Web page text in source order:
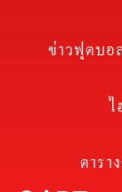
ข่าวฟุตบอ
ตาร